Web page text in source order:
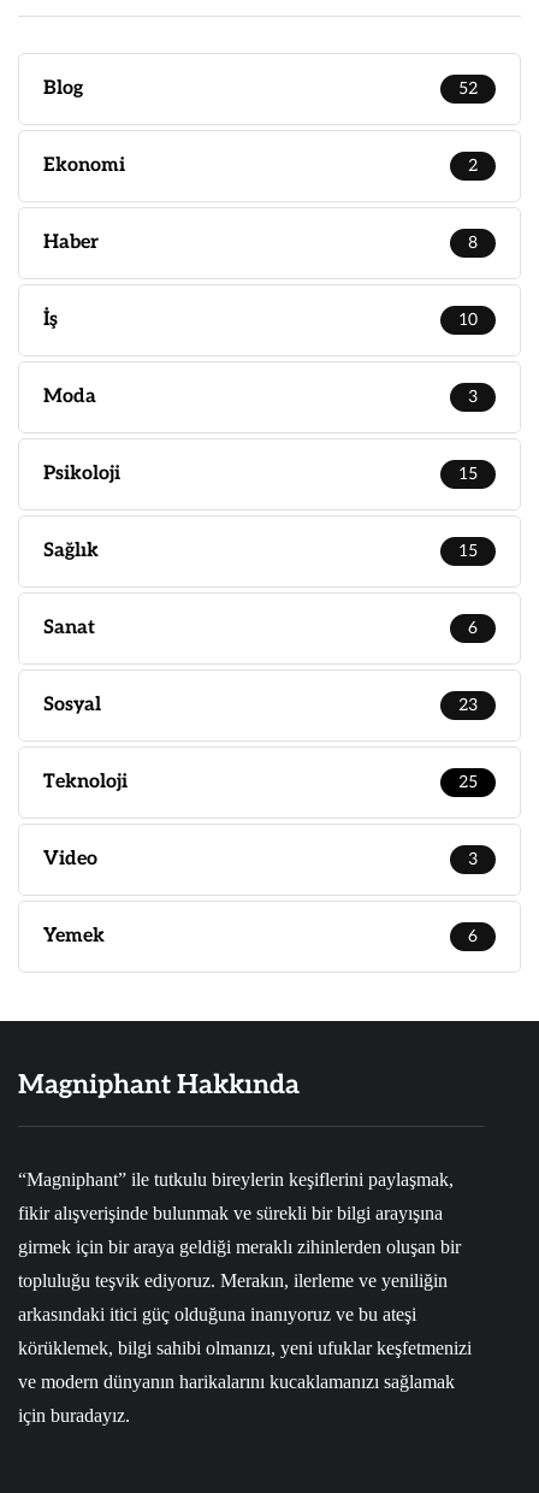
Blog 52
Ekonomi 2
Haber 8
İş 10
Moda 3
Psikoloji 15
Sağlık 15
Sanat 6
Sosyal 23
Teknoloji 25
Video 3
Yemek 6
Magniphant Hakkında
“Magniphant” ile tutkulu bireylerin keşiflerini paylaşmak,
fikir alışverişinde bulunmak ve sürekli bir bilgi arayışına
girmek için bir araya geldiği meraklı zihinlerden oluşan bir
topluluğu teşvik ediyoruz. Merakın, ilerleme ve yeniliğin
arkasındaki itici güç olduğuna inanıyoruz ve bu ateşi
körüklemek, bilgi sahibi olmanızı, yeni ufuklar keşfetmenizi
ve modern dünyanın harikalarını kucaklamanızı sağlamak
için buradayız.